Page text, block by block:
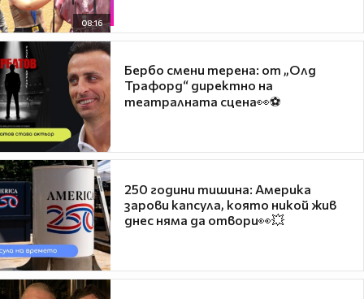
08:16
Бербо смени терена: от „Олд
Трафорд“ директно на
театралната сцена👀⚽
250 години тишина: Америка
зарови капсула, която никой жив
днес няма да отвори👀💥